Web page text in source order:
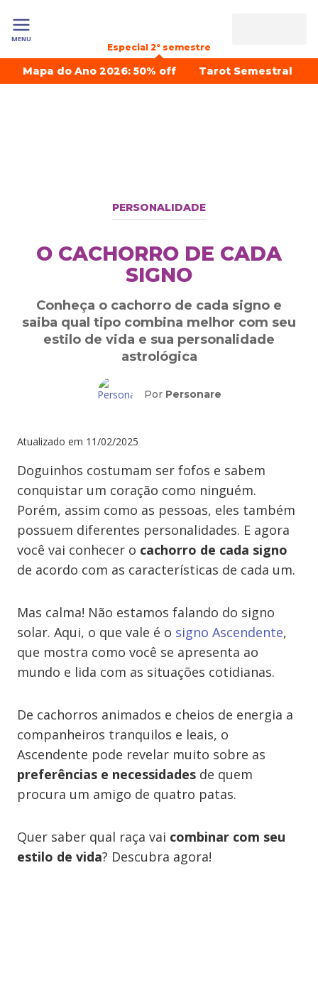
MENU
Especial 2º semestre
Mapa do Ano 2026: 50% off Tarot Semestral
PERSONALIDADE
O CACHORRO DE CADA
SIGNO
Conheça o cachorro de cada signo e
saiba qual tipo combina melhor com seu
estilo de vida e sua personalidade
astrológica
Por Personare
Atualizado em 11/02/2025
Doguinhos costumam ser fofos e sabem
conquistar um coração como ninguém.
Porém, assim como as pessoas, eles também
possuem diferentes personalidades. E agora
você vai conhecer o cachorro de cada signo
de acordo com as características de cada um.
Mas calma! Não estamos falando do signo
solar. Aqui, o que vale é o signo Ascendente,
que mostra como você se apresenta ao
mundo e lida com as situações cotidianas.
De cachorros animados e cheios de energia a
companheiros tranquilos e leais, o
Ascendente pode revelar muito sobre as
preferências e necessidades de quem
procura um amigo de quatro patas.
Quer saber qual raça vai combinar com seu
estilo de vida? Descubra agora!